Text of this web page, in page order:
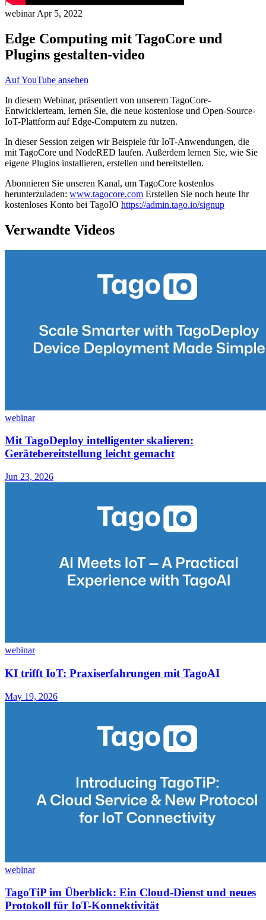
webinarApr 5, 2022
Edge Computing mit TagoCore und
Plugins gestalten-video
Auf YouTube ansehen
In diesem Webinar, präsentiert von unserem TagoCore-
Entwicklerteam, lernen Sie, die neue kostenlose und Open-Source-
IoT-Plattform auf Edge-Computern zu nutzen.
In dieser Session zeigen wir Beispiele für IoT-Anwendungen, die
mit TagoCore und NodeRED laufen. Außerdem lernen Sie, wie Sie
eigene Plugins installieren, erstellen und bereitstellen.
Abonnieren Sie unseren Kanal, um TagoCore kostenlos
herunterzuladen: www.tagocore.com Erstellen Sie noch heute Ihr
kostenloses Konto bei TagoIO https://admin.tago.io/signup
Verwandte Videos
webinar
Mit TagoDeploy intelligenter skalieren:
Gerätebereitstellung leicht gemacht
Jun 23, 2026
webinar
KI trifft IoT: Praxiserfahrungen mit TagoAI
May 19, 2026
webinar
TagoTiP im Überblick: Ein Cloud-Dienst und neues
Protokoll für IoT-Konnektivität